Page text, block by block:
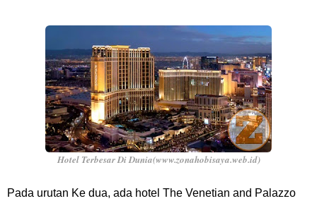
Hotel Terbesar Di Dunia(www.zonahobisaya.web.id)
Pada urutan Ke dua, ada hotel The Venetian and Palazzo